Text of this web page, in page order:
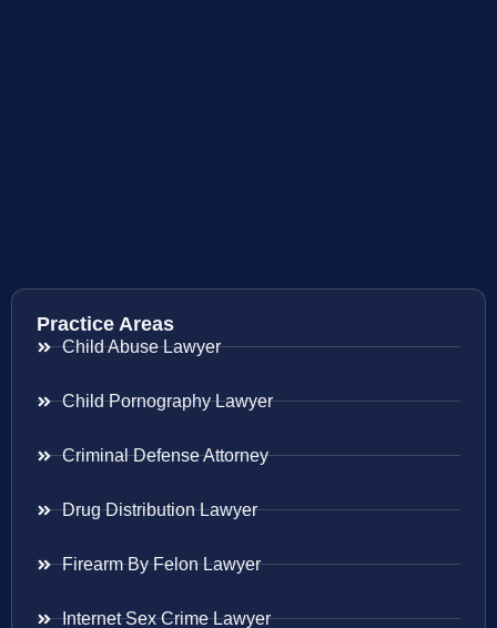
Practice Areas
Child Abuse Lawyer
Child Pornography Lawyer
Criminal Defense Attorney
Drug Distribution Lawyer
Firearm By Felon Lawyer
Internet Sex Crime Lawyer